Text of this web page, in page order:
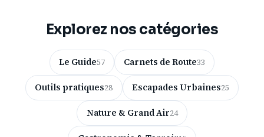
Explorez nos catégories
Le Guide57 Carnets de Route33
Outils pratiques28 Escapades Urbaines25
Nature & Grand Air24